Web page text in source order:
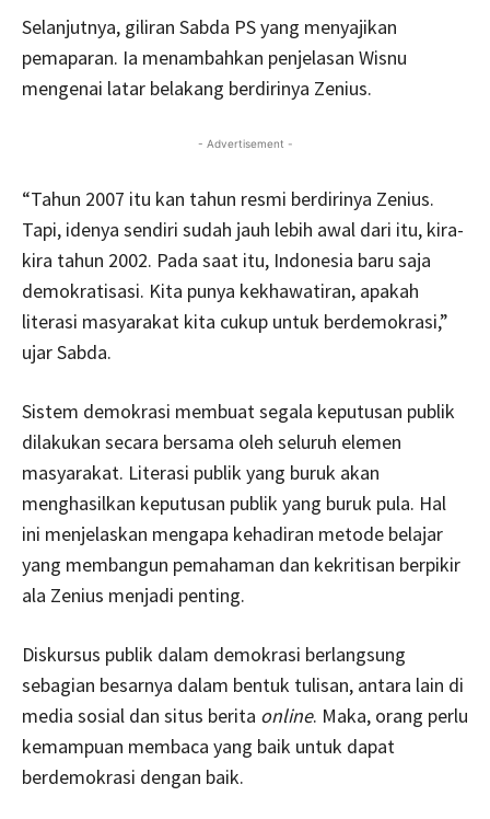
Selanjutnya, giliran Sabda PS yang menyajikan
pemaparan. Ia menambahkan penjelasan Wisnu
mengenai latar belakang berdirinya Zenius.
- Advertisement -
“Tahun 2007 itu kan tahun resmi berdirinya Zenius.
Tapi, idenya sendiri sudah jauh lebih awal dari itu, kira-
kira tahun 2002. Pada saat itu, Indonesia baru saja
demokratisasi. Kita punya kekhawatiran, apakah
literasi masyarakat kita cukup untuk berdemokrasi,”
ujar Sabda.
Sistem demokrasi membuat segala keputusan publik
dilakukan secara bersama oleh seluruh elemen
masyarakat. Literasi publik yang buruk akan
menghasilkan keputusan publik yang buruk pula. Hal
ini menjelaskan mengapa kehadiran metode belajar
yang membangun pemahaman dan kekritisan berpikir
ala Zenius menjadi penting.
Diskursus publik dalam demokrasi berlangsung
sebagian besarnya dalam bentuk tulisan, antara lain di
media sosial dan situs berita online. Maka, orang perlu
kemampuan membaca yang baik untuk dapat
berdemokrasi dengan baik.